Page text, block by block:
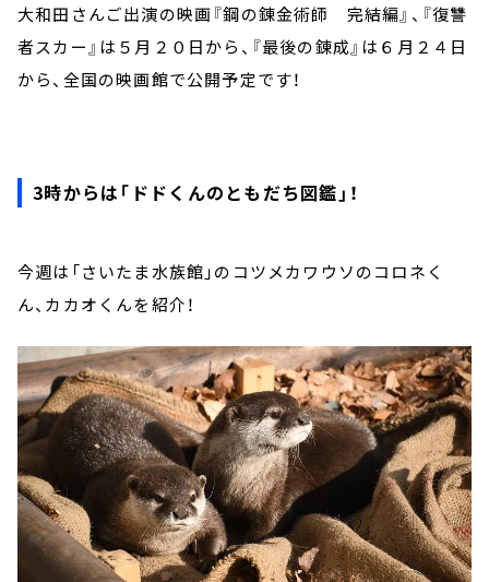
大和田さんご出演の映画『鋼の錬金術師 完結編』、『復讐
者スカー』は５月２０日から、『最後の錬成』は６月２４日
から、全国の映画館で公開予定です！
3時からは「ドドくんのともだち図鑑」！
今週は「さいたま水族館」のコツメカワウソのコロネく
ん、カカオくんを紹介！